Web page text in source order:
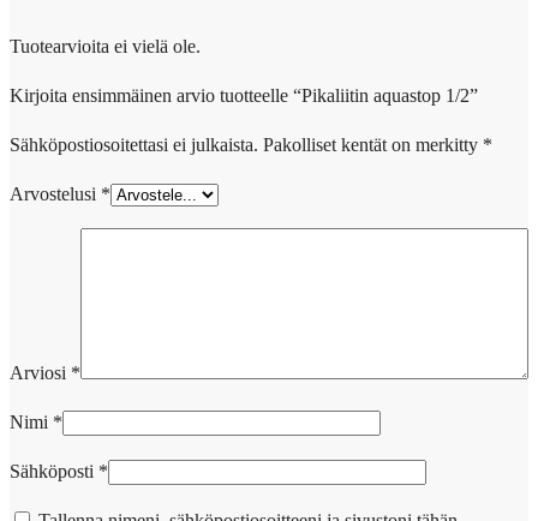
Tuotearvioita ei vielä ole.
Kirjoita ensimmäinen arvio tuotteelle “Pikaliitin aquastop 1/2”
Sähköpostiosoitettasi ei julkaista. Pakolliset kentät on merkitty *
Arvostelusi *
Arviosi *
Nimi *
Sähköposti *